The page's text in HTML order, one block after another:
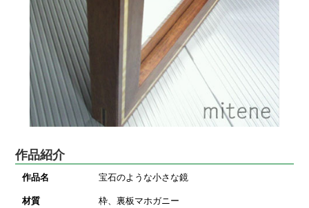
作品紹介
作品名 宝石のような小さな鏡
材質
枠、裏板マホガニー